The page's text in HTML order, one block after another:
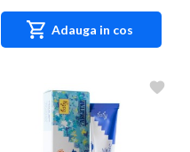
Adauga in cos